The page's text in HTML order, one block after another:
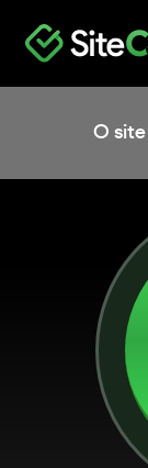
O site